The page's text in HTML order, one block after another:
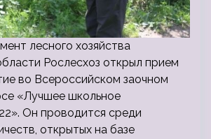
лесного хозяйства
Рослесхоз открыл прием
во Всероссийском заочном
«Лучшее школьное
Он проводится среди
открытых на базе